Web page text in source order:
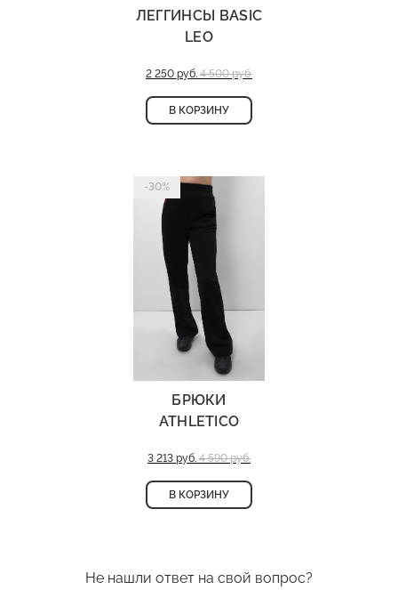
ЛЕГГИНСЫ BASIC
LEO
2 250 руб. 4 500 руб.
В КОРЗИНУ
-30%
БРЮКИ
ATHLETICO
3 213 руб. 4 590 руб.
В КОРЗИНУ
Не нашли ответ на свой вопрос?